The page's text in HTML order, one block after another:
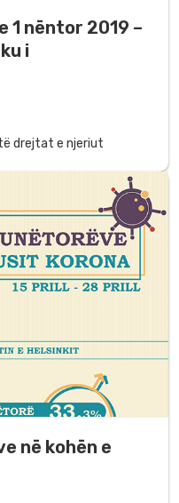
1 nëntor 2019 –
i
drejtat e njeriut
në kohën e